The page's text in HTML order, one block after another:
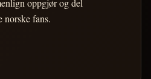
norske fans.